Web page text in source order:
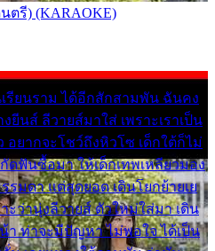
ตรี) (KARAOKE)
รียนราม ได้อีกสักสามพัน ฉันคง
ยีนส์ ลีวายส์มาใส่ เพราะเราเป็น
อยากจะโชว์ถึงหิวโซ เด็กใต้ก็ไม่
ฟันซื้อมา ให้เด็กเทพเหลียวมอง
รมดา แต่สุดยอด เดินโยกย้ายเย
ะว่านุ่งลีวายส์ ตัวใหม่ใส่มา เดิน
า ท่าจะมีปัญหา ไม่พอใจ ได้เป็น